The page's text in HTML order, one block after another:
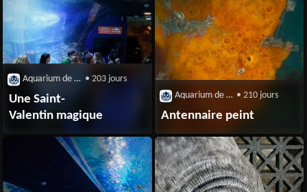
Aquarium de Biarrtiz • 203 jours
Une Saint-
Valentin magique
Aquarium de Biarrtiz • 210 jours
Antennaire peint